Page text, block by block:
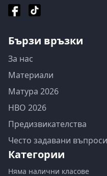
Бързи връзки
За нас
Материали
Матура 2026
НВО 2026
Предизвикателства
Често задавани въпроси
Категории
Няма налични класове